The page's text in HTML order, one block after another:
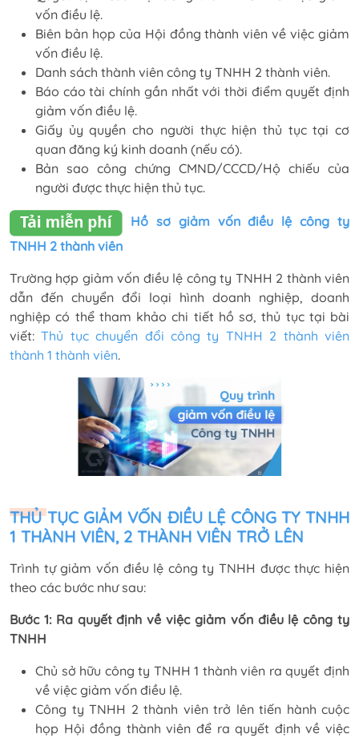
vốn điều lệ.
Biên bản họp của Hội đồng thành viên về việc giảm
vốn điều lệ.
Danh sách thành viên công ty TNHH 2 thành viên.
Báo cáo tài chính gần nhất với thời điểm quyết định
giảm vốn điều lệ.
Giấy ủy quyền cho người thực hiện thủ tục tại cơ
quan đăng ký kinh doanh (nếu có).
Bản sao công chứng CMND/CCCD/Hộ chiếu của
người được thực hiện thủ tục.
Hồ sơ giảm vốn điều lệ công ty
TNHH 2 thành viên
Trường hợp giảm vốn điều lệ công ty TNHH 2 thành viên
dẫn đến chuyển đổi loại hình doanh nghiệp, doanh
nghiệp có thể tham khảo chi tiết hồ sơ, thủ tục tại bài
viết:Thủ tục chuyển đổi công ty TNHH 2 thành viên
thành 1 thành viên.
THỦ TỤC GIẢM VỐN ĐIỀU LỆ CÔNG TY TNHH
1 THÀNH VIÊN, 2 THÀNH VIÊN TRỞ LÊN
Trình tự giảm vốn điều lệ công ty TNHH được thực hiện
theo các bước như sau:
Bước 1: Ra quyết định về việc giảm vốn điều lệ công ty
TNHH
Chủ sở hữu công ty TNHH 1 thành viên ra quyết định
về việc giảm vốn điều lệ.
Công ty TNHH 2 thành viên trở lên tiến hành cuộc
họp Hội đồng thành viên để ra quyết định về việc